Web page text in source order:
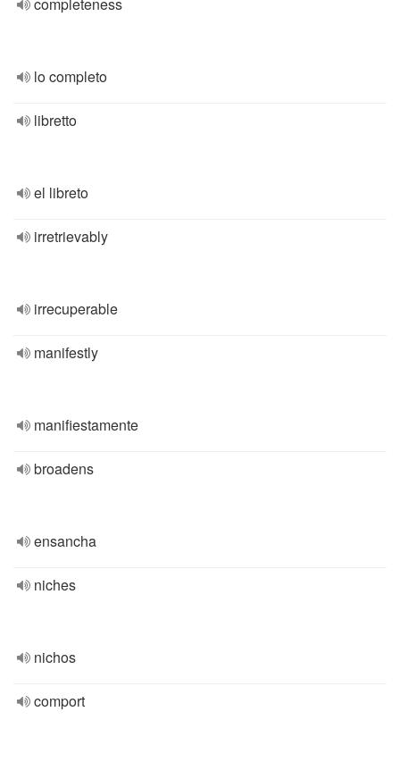
lo completo
libretto
el libreto
irretrievably
irrecuperable
manifestly
manifiestamente
broadens
ensancha
niches
nichos
comport